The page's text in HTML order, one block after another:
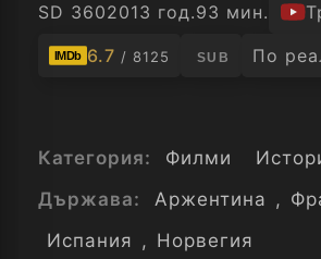
SD 3602013 год.93 мин.
IMDb 6.7 / 8125 SUB По
Категория: Филми
Държава:
Аржентина ,
Испания , Норвегия